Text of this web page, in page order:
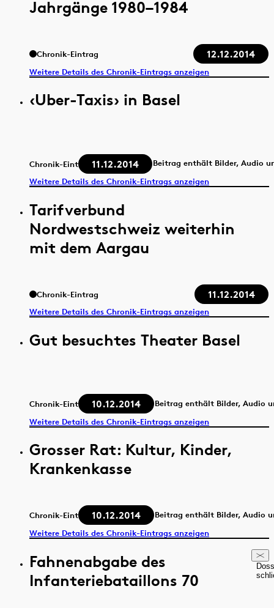
Jahrgänge 1980–1984
Chronik-Eintrag 12.12.2014
Weitere Details des Chronik-Eintrags anzeigen
‹Uber-Taxis› in Basel
Chronik-Eintrag 11.12.2014
Beitrag enthält Bilder, Audio
Weitere Details des Chronik-Eintrags anzeigen
Tarifverbund
Nordwestschweiz weiterhin
mit dem Aargau
Chronik-Eintrag 11.12.2014
Weitere Details des Chronik-Eintrags anzeigen
Gut besuchtes Theater Basel
Chronik-Eintrag 10.12.2014
Beitrag enthält Bilder, Audio
Weitere Details des Chronik-Eintrags anzeigen
Grosser Rat: Kultur, Kinder,
Krankenkasse
Chronik-Eintrag 10.12.2014
Beitrag enthält Bilder, Audio
Weitere Details des Chronik-Eintrags anzeigen
Fahnenabgabe des
Infanteriebataillons 70